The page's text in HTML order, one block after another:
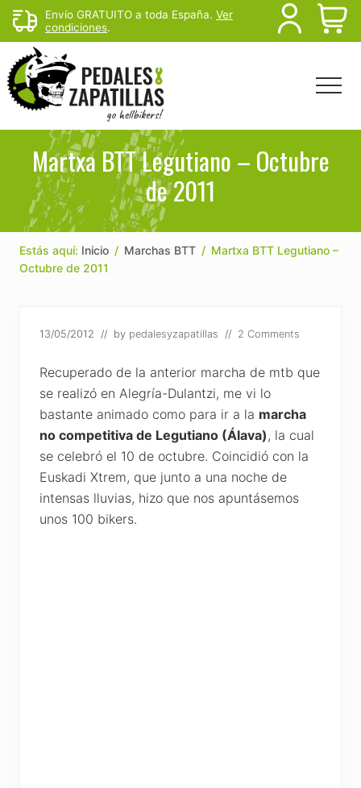
Menu
Skip
main
content
Skip
primary
sidebar
Skip
footer
Envío GRATUITO a toda España. Ver
condiciones.
Rutas
senderismo
para
escapar
del
sofá
Menu
Martxa BTT Legutiano – Octubre
de 2011
Estás aquí: Inicio / Marchas BTT / Martxa BTT Legutiano –
Octubre de 2011
13/05/2012 // by pedalesyzapatillas // 2 Comments
Recuperado de la anterior marcha de mtb que
se realizó en Alegría-Dulantzi, me vi lo
bastante animado como para ir a la marcha
no competitiva de Legutiano (Álava) , la cual
se celebró el 10 de octubre. Coincidió con la
Euskadi Xtrem, que junto a una noche de
intensas lluvias, hizo que nos apuntásemos
unos 100 bikers.